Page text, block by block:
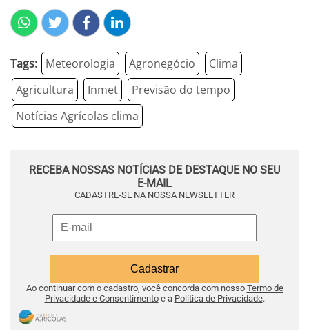
Tags: Meteorologia Agronegócio
Clima
Agricultura
Inmet
Previsão do tempo
Notícias Agrícolas clima
RECEBA NOSSAS NOTÍCIAS DE DESTAQUE NO SEU
E-MAIL
CADASTRE-SE NA NOSSA NEWSLETTER
Ao continuar com o cadastro, você concorda com nosso Termo de
Privacidade e Consentimentoe a Política de Privacidade.